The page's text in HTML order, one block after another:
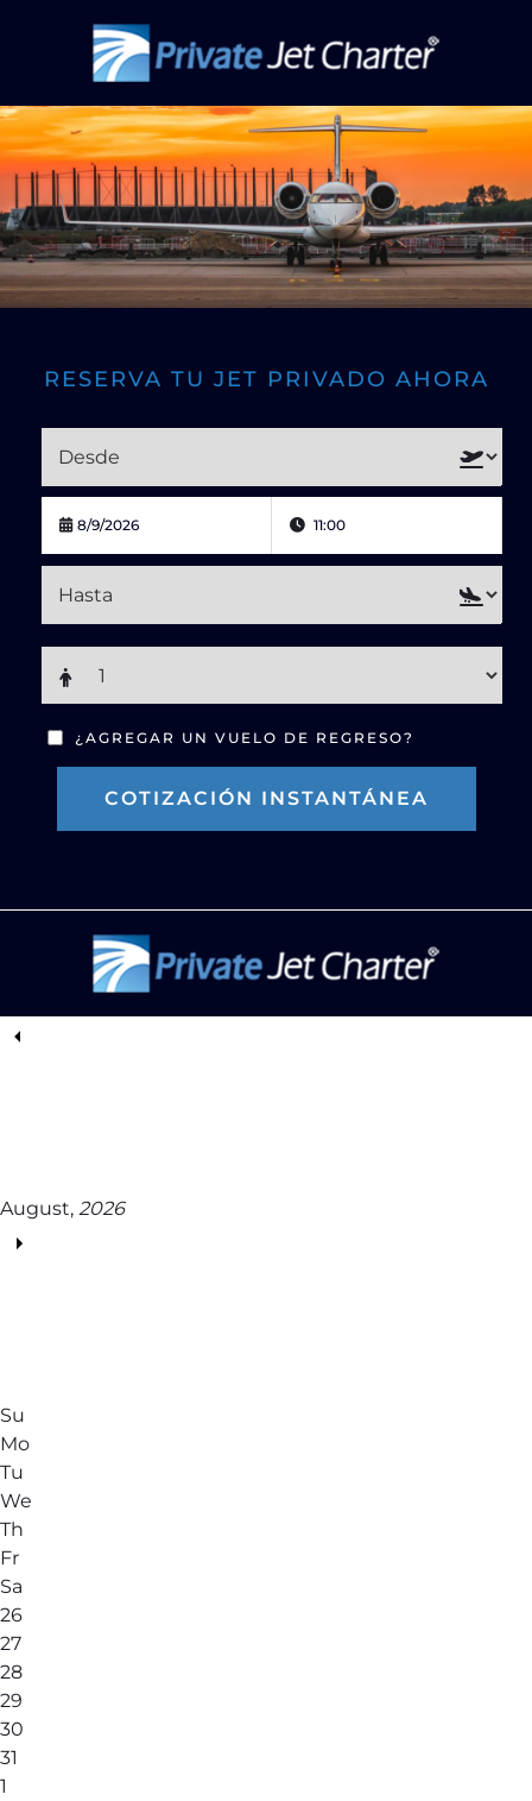
RESERVA TU JET PRIVADO AHORA
¿AGREGAR UN VUELO DE REGRESO?
COTIZACIÓN INSTANTÁNEA
August, 2026
Su
Mo
Tu
We
Th
Fr
Sa
26
27
28
29
30
31
1